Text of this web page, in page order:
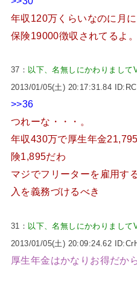
年収120万くらいなのに月
保険19000徴収されてるよ。
37： 以下、名無しにかわりまして
2013/01/05(土) 20:17:31.84
>>36
つれーな・・・。
年収430万で厚生年金
険1,895だわ
マジでフリーターを雇用す
入を義務づけるべき
31： 以下、名無しにかわりまして
2013/01/05(土) 20:09:24.62
厚生年金はかなりお得だか